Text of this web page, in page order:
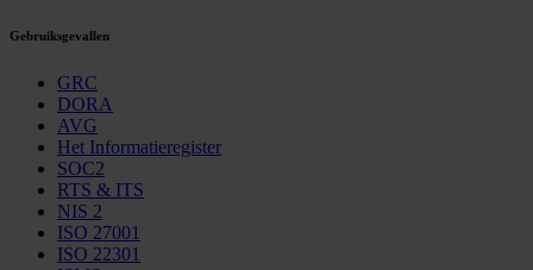
Gebruiksgevallen
GRC
DORA
AVG
Het Informatieregister
SOC2
RTS & ITS
NIS 2
ISO 27001
ISO 22301